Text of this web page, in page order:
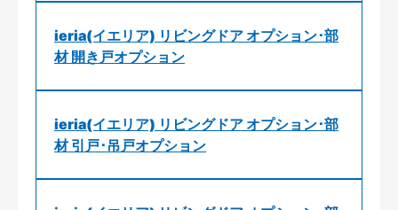
ieria(イエリア) リビングドア オプション･部
材 開き戸オプション
ieria(イエリア) リビングドア オプション･部
材 引戸･吊戸オプション